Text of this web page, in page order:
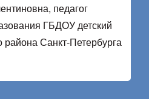
педагог
ГБДОУ детский
Санкт-Петербурга